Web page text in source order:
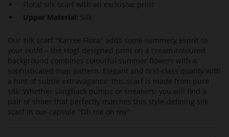
Floral silk scarf with an exclusive print
Upper Material: Silk
Our silk scarf "Karree Flora" adds some summery esprit to
your outfit – the Högl-designed print on a cream-coloured
background combines colourful summer flowers with a
sophisticated map pattern. Elegant and first-class quality with
a hint of subtle extravagance: this scarf is made from pure
silk. Whether slingback pumps or sneakers: you will find a
pair of shoes that perfectly matches this style-defining silk
scarf in our capsule "Oh me oh my".